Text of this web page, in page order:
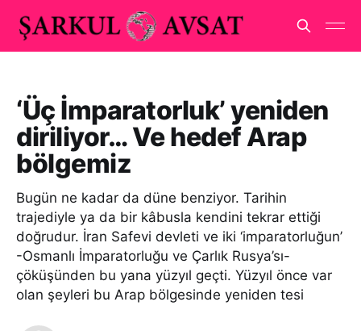
‘Üç İmparatorluk’ yeniden
diriliyor… Ve hedef Arap
bölgemiz
Bugün ne kadar da düne benziyor. Tarihin
trajediyle ya da bir kâbusla kendini tekrar ettiği
doğrudur. İran Safevi devleti ve iki ‘imparatorluğun’
-Osmanlı İmparatorluğu ve Çarlık Rusya’sı-
çöküşünden bu yana yüzyıl geçti. Yüzyıl önce var
olan şeyleri bu Arap bölgesinde yeniden tesi